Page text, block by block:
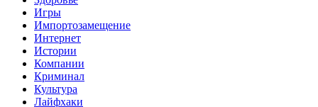
Игры
Импортозамещение
Интернет
Истории
Компании
Криминал
Культура
Лайфхаки